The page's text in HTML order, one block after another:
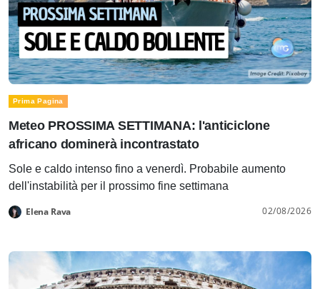
Prima Pagina
Meteo PROSSIMA SETTIMANA: l'anticiclone
africano dominerà incontrastato
Sole e caldo intenso fino a venerdì. Probabile aumento
dell'instabilità per il prossimo fine settimana
Elena Rava 02/08/2026